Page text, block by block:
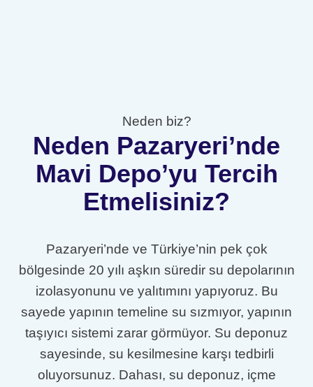
Neden biz?
Neden Pazaryeri’nde
Mavi Depo’yu Tercih
Etmelisiniz?
Pazaryeri’nde ve Türkiye’nin pek çok
bölgesinde 20 yılı aşkın süredir su depolarının
izolasyonunu ve yalıtımını yapıyoruz. Bu
sayede yapının temeline su sızmıyor, yapının
taşıyıcı sistemi zarar görmüyor. Su deponuz
sayesinde, su kesilmesine karşı tedbirli
oluyorsunuz. Dahası, su deponuz, içme